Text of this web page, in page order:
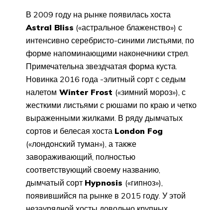
В 2009 году на рынке появилась хоста
Astral Bliss («астральное блаженство») с
интенсивно серебристо-синими листьями, по
форме напоминающими наконечники стрел.
Примечательна звездчатая форма куста.
Новинка 2016 года -элитный сорт с седым
налетом Winter Frost («зимний мороз»), с
жесткими листьями с рюшами по краю и четко
выраженными жилками. В ряду дымчатых
сортов и белесая хоста London Fog
(«лондонский туман»), а также
завораживающий, полностью
соответствующий своему названию,
дымчатый сорт Hypnosis («гипноз»),
появившийся па рынке в 2015 году. У этой